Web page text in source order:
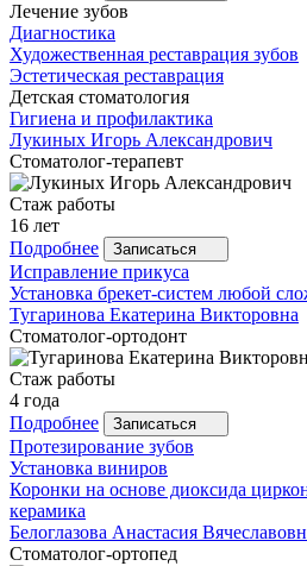
Лечение зубов
Диагностика
Художественная реставрация зубов
Эстетическая реставрация
Детская стоматология
Гигиена и профилактика
Лукиных Игорь Александрович
Стоматолог-терапевт
Стаж работы
16 лет
Подробнее
Записаться
Исправление прикуса
Установка брекет-систем любой
Тугаринова Екатерина Викторовна
Стоматолог-ортодонт
Стаж работы
4 года
Подробнее
Записаться
Протезирование зубов
Установка виниров
Коронки на основе диоксида
керамика
Белоглазова Анастасия
Стоматолог-ортопед